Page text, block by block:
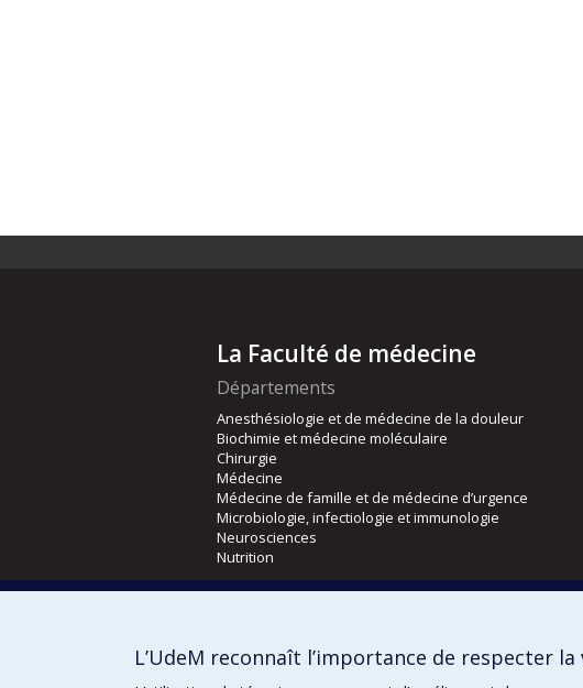
La Faculté de médecine
Départements
Anesthésiologie et de médecine de la douleur
Biochimie et médecine moléculaire
Chirurgie
Médecine
Médecine de famille et de médecine d’urgence
Microbiologie, infectiologie et immunologie
Neurosciences
Nutrition
Orthophonie et audiologie
L’UdeM reconnaît l’importance de respecter la